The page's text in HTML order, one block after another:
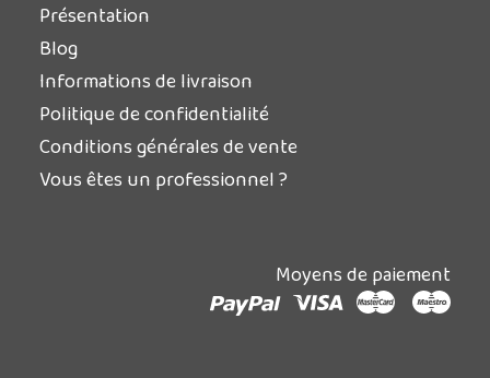
Présentation
Blog
Informations de livraison
Politique de confidentialité
Conditions générales de vente
Vous êtes un professionnel ?
Moyens de paiement